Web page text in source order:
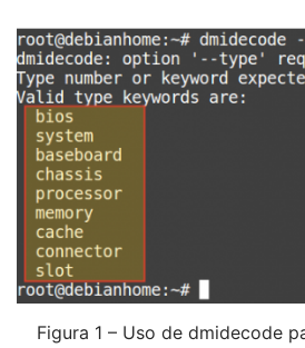
Figura 1 – Uso de dmidecode